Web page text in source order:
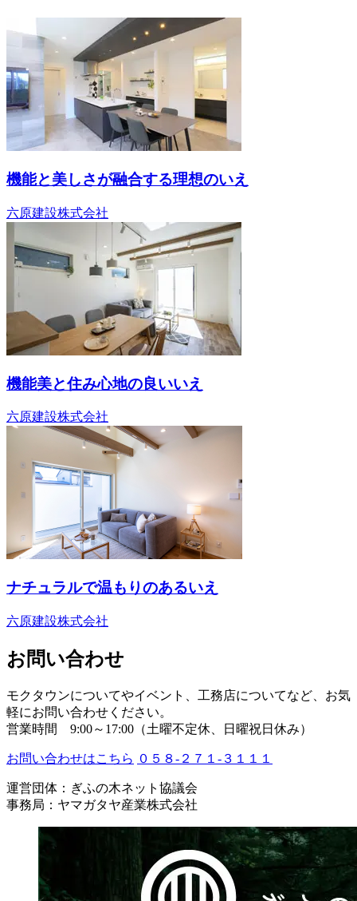
機能と美しさが融合する理想のいえ
六原建設株式会社
機能美と住み心地の良いいえ
六原建設株式会社
ナチュラルで温もりのあるいえ
六原建設株式会社
お問い合わせ
モクタウンについてやイベント、工務店についてなど、お気
軽にお問い合わせください。
営業時間 9:00～17:00（土曜不定休、日曜祝日休み）
お問い合わせはこちら ０５８-２７１-３１１１
運営団体：ぎふの木ネット協議会
事務局：ヤマガタヤ産業株式会社